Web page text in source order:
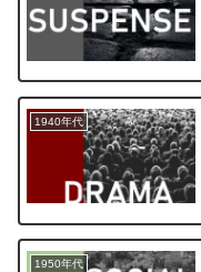
1940年代
1950年代